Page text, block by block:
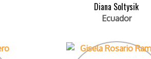
Diana Soltysik
Ecuador